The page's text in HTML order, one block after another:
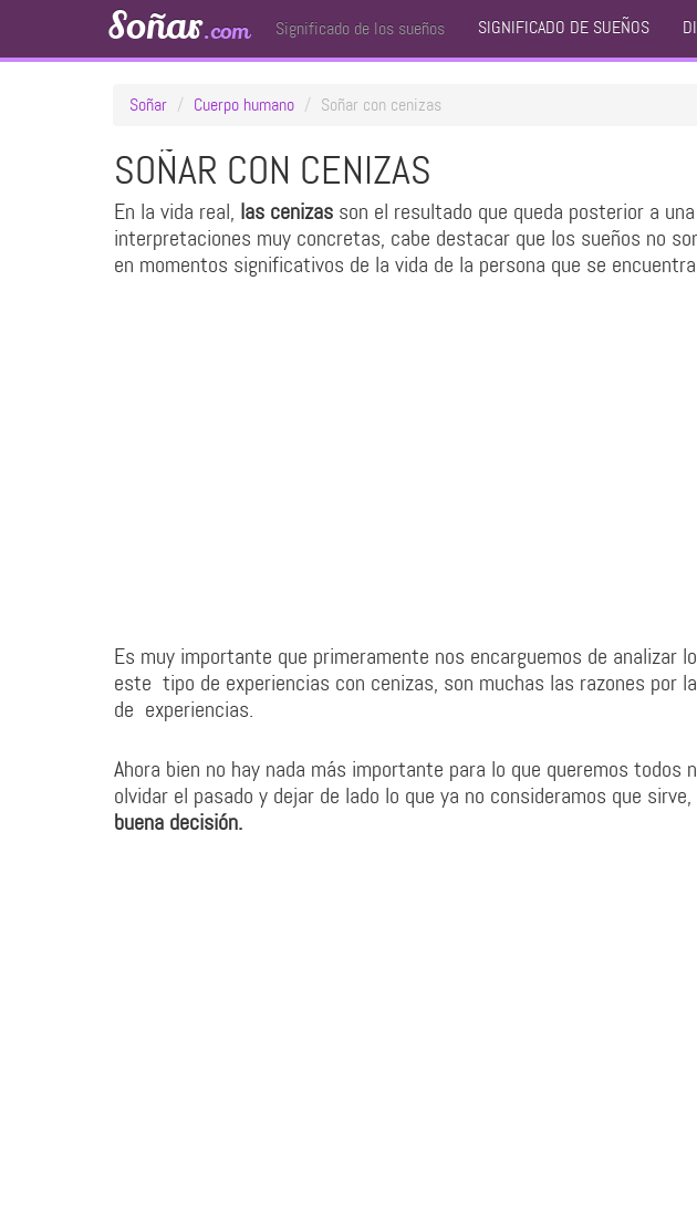
Soñar.com Significado de los sueños SIGNIFICADO DE SUEÑOS
Soñar Cuerpo humano Soñar con cenizas
SOÑAR CON CENIZAS
En la vida real, las cenizas son el resultado que queda posterior a
interpretaciones muy concretas, cabe destacar que los sueños no
en momentos significativos de la vida de la persona que se
Es muy importante que primeramente nos encarguemos de analizar
este tipo de experiencias con cenizas, son muchas las razones por
de experiencias.
Ahora bien no hay nada más importante para lo que queremos
olvidar el pasado y dejar de lado lo que ya no consideramos que
buena decisión.